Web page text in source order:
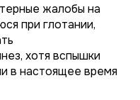
жалобы на
при глотании,
хотя вспышки
в настоящее время